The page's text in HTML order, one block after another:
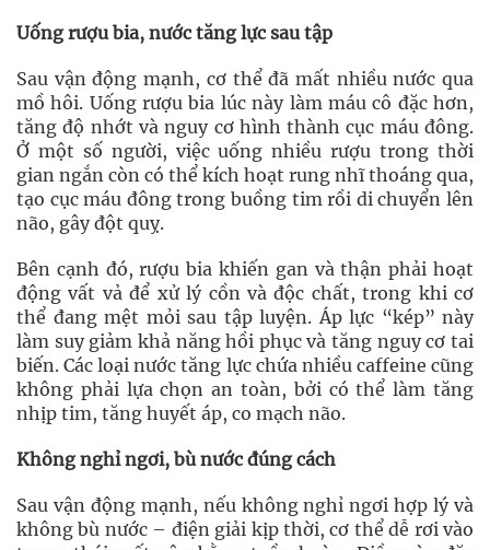
Uống rượu bia, nước tăng lực sau tập
Sau vận động mạnh, cơ thể đã mất nhiều nước qua
mồ hôi. Uống rượu bia lúc này làm máu cô đặc hơn,
tăng độ nhớt và nguy cơ hình thành cục máu đông.
Ở một số người, việc uống nhiều rượu trong thời
gian ngắn còn có thể kích hoạt rung nhĩ thoáng qua,
tạo cục máu đông trong buồng tim rồi di chuyển lên
não, gây đột quỵ.
Bên cạnh đó, rượu bia khiến gan và thận phải hoạt
động vất vả để xử lý cồn và độc chất, trong khi cơ
thể đang mệt mỏi sau tập luyện. Áp lực “kép” này
làm suy giảm khả năng hồi phục và tăng nguy cơ tai
biến. Các loại nước tăng lực chứa nhiều caffeine cũng
không phải lựa chọn an toàn, bởi có thể làm tăng
nhịp tim, tăng huyết áp, co mạch não.
Không nghỉ ngơi, bù nước đúng cách
Sau vận động mạnh, nếu không nghỉ ngơi hợp lý và
không bù nước – điện giải kịp thời, cơ thể dễ rơi vào